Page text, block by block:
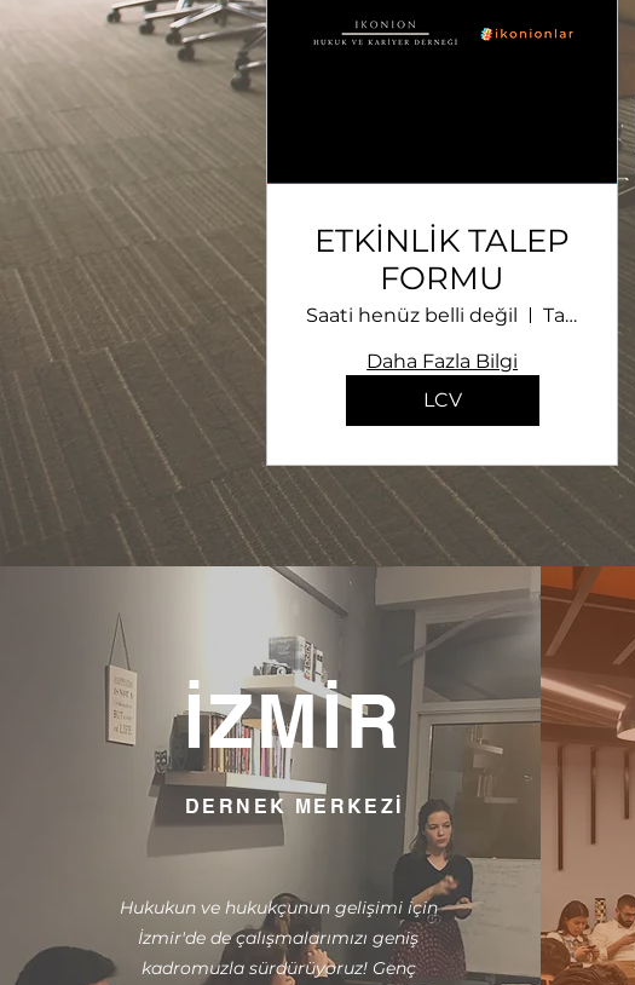
ETKİNLİK TALEP
FORMU
Saati henüz belli değil
Talep
Daha Fazla Bilgi
LCV
İZMİR
DERNEK MERKEZİ
Hukukun ve hukukçunun gelişimi için
İzmir'de de çalışmalarımızı geniş
kadromuzla sürdürüyoruz! Genç